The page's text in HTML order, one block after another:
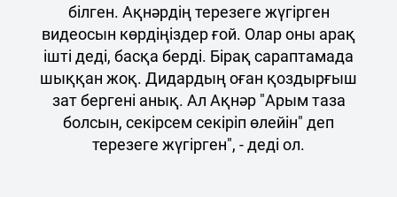
білген. Ақнәрдің терезеге жүгірген
видеосын көрдіңіздер ғой. Олар оны арақ
ішті деді, басқа берді. Бірақ сараптамада
шыққан жоқ. Дидардың оған қоздырғыш
зат бергені анық. Ал Ақнәр "Арым таза
болсын, секірсем секіріп өлейін" деп
терезеге жүгірген", - деді ол.